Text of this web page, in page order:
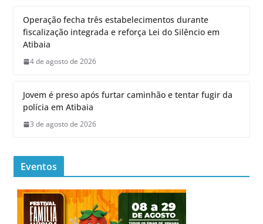
Operação fecha três estabelecimentos durante
fiscalização integrada e reforça Lei do Silêncio em
Atibaia
4 de agosto de 2026
Jovem é preso após furtar caminhão e tentar fugir da
polícia em Atibaia
3 de agosto de 2026
Eventos